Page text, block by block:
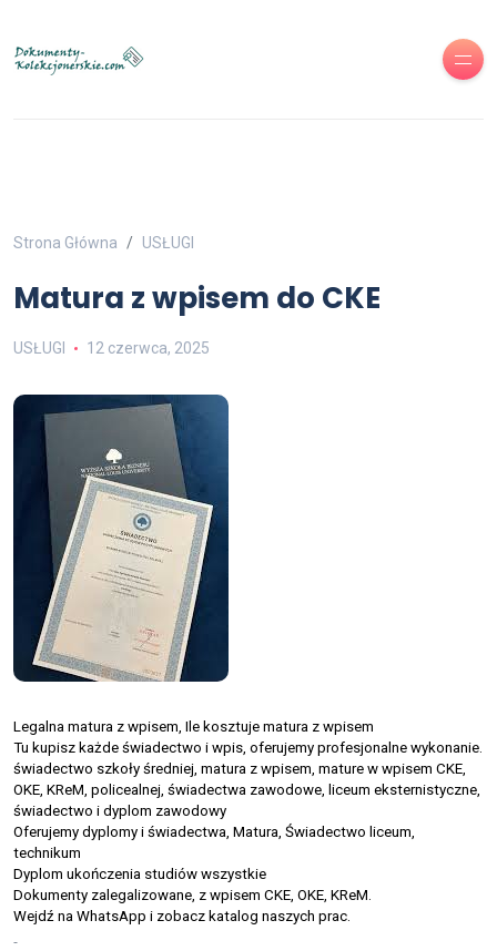
Strona Główna USŁUGI
Matura z wpisem do CKE
USŁUGI 12 czerwca, 2025
Legalna matura z wpisem, Ile kosztuje matura z wpisem
Tu kupisz każde świadectwo i wpis, oferujemy profesjonalne wykonanie.
świadectwo szkoły średniej, matura z wpisem, mature w wpisem CKE,
OKE, KReM, policealnej, świadectwa zawodowe, liceum eksternistyczne,
świadectwo i dyplom zawodowy
Oferujemy dyplomy i świadectwa, Matura, Świadectwo liceum,
technikum
Dyplom ukończenia studiów wszystkie
Dokumenty zalegalizowane, z wpisem CKE, OKE, KReM.
Wejdź na WhatsApp i zobacz katalog naszych prac.
-